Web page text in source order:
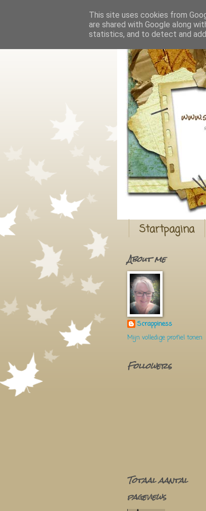
Startpagina
About me
Scrappiness
Mijn volledige profiel tonen
Followers
Totaal aantal
pageviews
This site uses cookies from
are shared with Google along
statistics, and to detect and